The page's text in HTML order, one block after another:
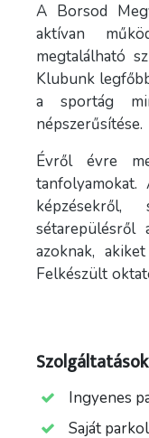
A Borsod
aktívan
megtalálható
Klubunk
a sportág
népszerűsítése.
Évről évre
képzésekről,
sétarepülésről
azoknak,
Felkészült
várunk
gyereknapot is !
A repülőtéren
minden
Szolgáltatások
Ingyenes
Saját